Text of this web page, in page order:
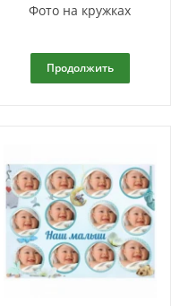
Фото на кружках
Продолжить